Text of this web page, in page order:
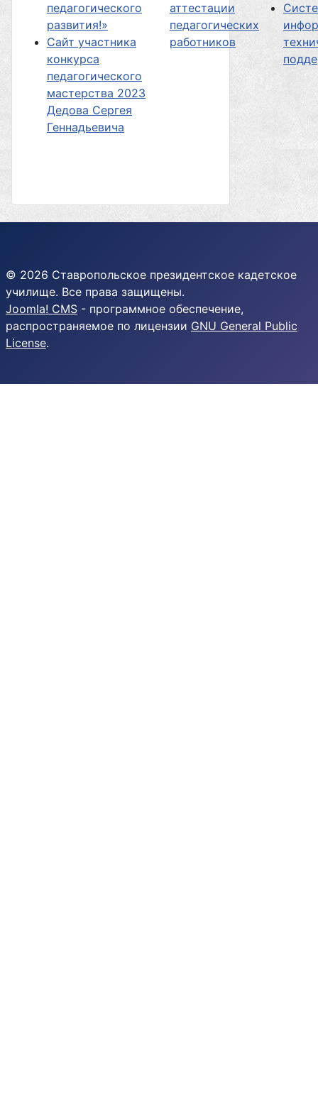
педагогического
развития!»
Сайт участника
конкурса
педагогического
мастерства 2023
Дедова Сергея
Геннадьевича
аттестации
педагогических
работников
© 2026 Ставропольское президентское кадетское
училище. Все права защищены.
Joomla! CMS - программное обеспечение,
распространяемое по лицензии GNU General Public
License.